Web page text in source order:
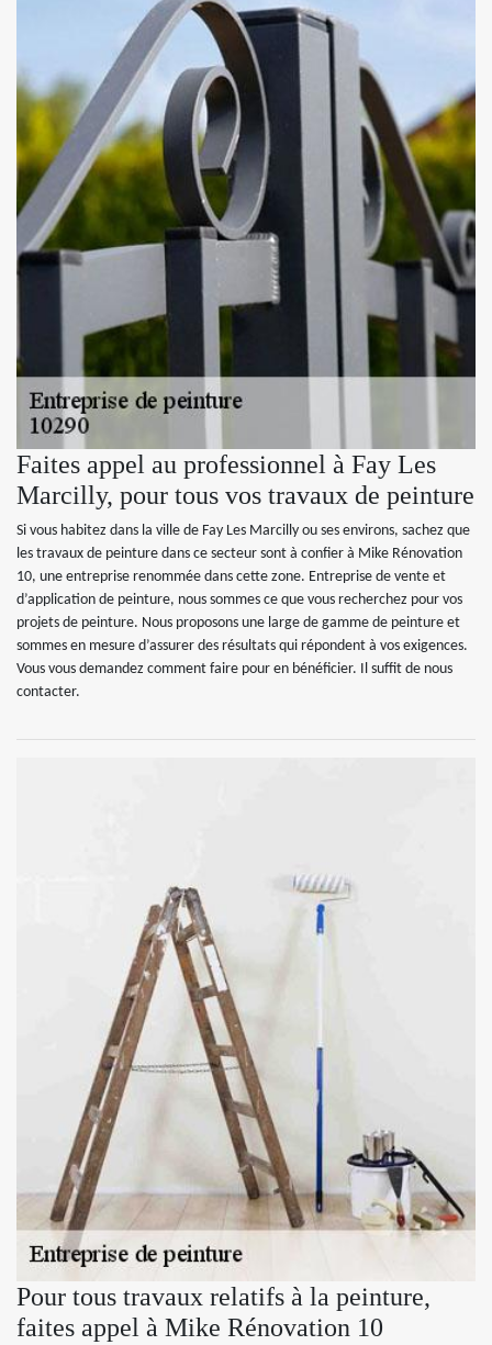
Faites appel au professionnel à Fay Les
Marcilly, pour tous vos travaux de peinture
Si vous habitez dans la ville de Fay Les Marcilly ou ses environs, sachez que
les travaux de peinture dans ce secteur sont à confier à Mike Rénovation
10, une entreprise renommée dans cette zone. Entreprise de vente et
d’application de peinture, nous sommes ce que vous recherchez pour vos
projets de peinture. Nous proposons une large de gamme de peinture et
sommes en mesure d’assurer des résultats qui répondent à vos exigences.
Vous vous demandez comment faire pour en bénéficier. Il suffit de nous
contacter.
Pour tous travaux relatifs à la peinture,
faites appel à Mike Rénovation 10